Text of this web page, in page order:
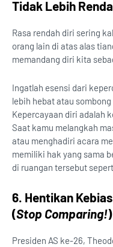
Tidak Lebih
Rasa rendah diri sering
orang lain di atas alas
memandang diri kita
Ingatlah esensi dari
lebih hebat atau
Kepercayaan diri adalah
Saat kamu melangkah
atau menghadiri acara
memiliki hak yang sama
di ruangan tersebut
6. Hentikan
(Stop Comparing!)
Presiden AS ke-26,